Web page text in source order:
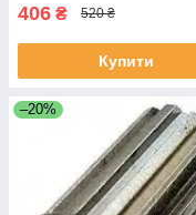
406 ₴ 520 ₴
Купити
–20%